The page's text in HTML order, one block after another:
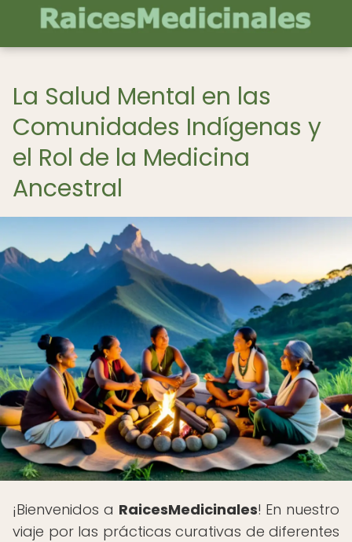
La Salud Mental en las
Comunidades Indígenas y
el Rol de la Medicina
Ancestral
¡Bienvenidos a RaicesMedicinales! En nuestro
viaje por las prácticas curativas de diferentes